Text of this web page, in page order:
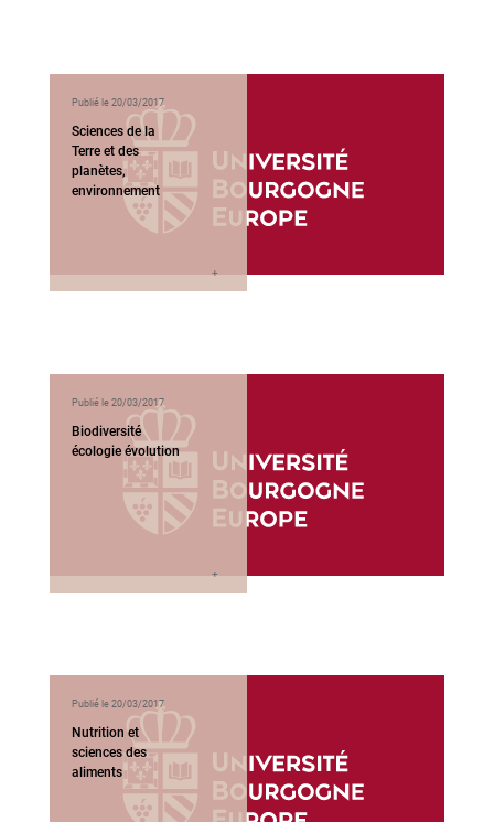
Publié le 20/03/2017
Sciences de la
Terre et des
planètes,
environnement
Publié le 20/03/2017
Biodiversité
écologie évolution
Publié le 20/03/2017
Nutrition et
sciences des
aliments